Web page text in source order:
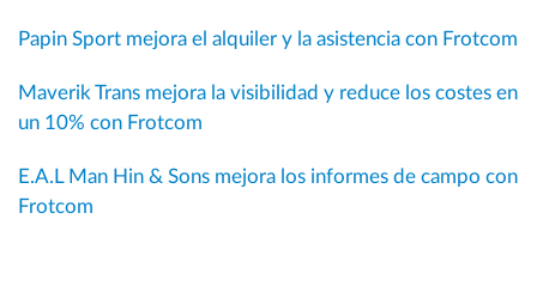
Papin Sport mejora el alquiler y la asistencia con Frotcom
Maverik Trans mejora la visibilidad y reduce los costes en
un 10% con Frotcom
E.A.L Man Hin & Sons mejora los informes de campo con
Frotcom